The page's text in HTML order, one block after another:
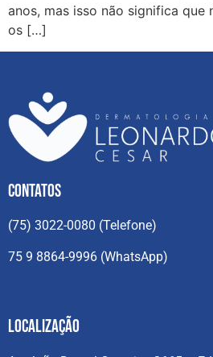
anos, mas isso não significa que
os […]
CONTATOS
(75) 3022-0080 (Telefone)
75 9 8864-9996 (WhatsApp)
Localização